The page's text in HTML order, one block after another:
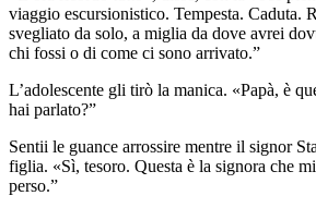
viaggio escursionistico. Tempesta. Caduta.
svegliato da solo, a miglia da dove avrei
chi fossi o di come ci sono arrivato.”
L’adolescente gli tirò la manica. «Papà, è
hai parlato?”
Sentii le guance arrossire mentre il signor
figlia. «Sì, tesoro. Questa è la signora che
perso.”